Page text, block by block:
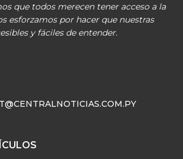
que todos merecen tener acceso a la
esforzamos por hacer que nuestras
y fáciles de entender.